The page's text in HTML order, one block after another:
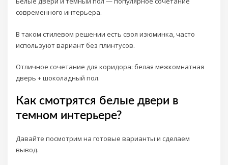
современного интерьера.
В таком стилевом решении есть своя изюминка, часто
используют вариант без плинтусов.
Отличное сочетание для коридора: белая межкомнатная
дверь + шоколадный пол.
Как смотрятся белые двери в
темном интерьере?
Давайте посмотрим на готовые варианты и сделаем
вывод.